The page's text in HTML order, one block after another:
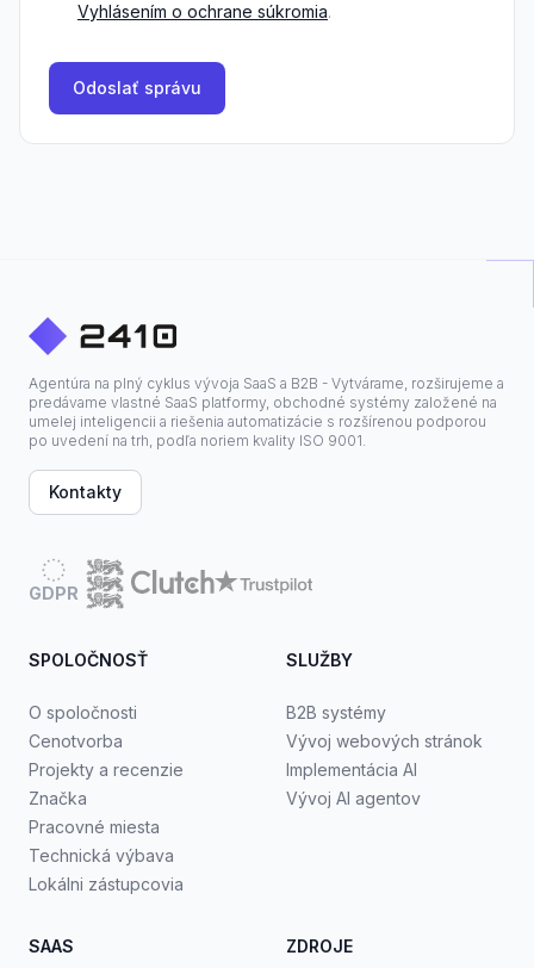
Vyhlásením o ochrane súkromia.
Odoslať správu
Agentúra na plný cyklus vývoja SaaS a B2B - Vytvárame, rozširujeme a
predávame vlastné SaaS platformy, obchodné systémy založené na
umelej inteligencii a riešenia automatizácie s rozšírenou podporou
po uvedení na trh, podľa noriem kvality ISO 9001.
Kontakty
GDPR
SPOLOČNOSŤ
O spoločnosti
Cenotvorba
Projekty a recenzie
Značka
Pracovné miesta
Technická výbava
Lokálni zástupcovia
SLUŽBY
B2B systémy
Vývoj webových stránok
Implementácia AI
Vývoj AI agentov
SAAS ZDROJE